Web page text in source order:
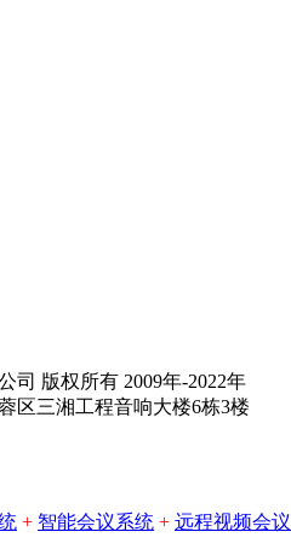
司 版权所有 2009年-2022年
区三湘工程音响大楼6栋3楼
+ 智能会议系统 + 远程视频会议